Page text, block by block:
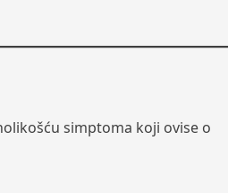
simptoma koji ovise o